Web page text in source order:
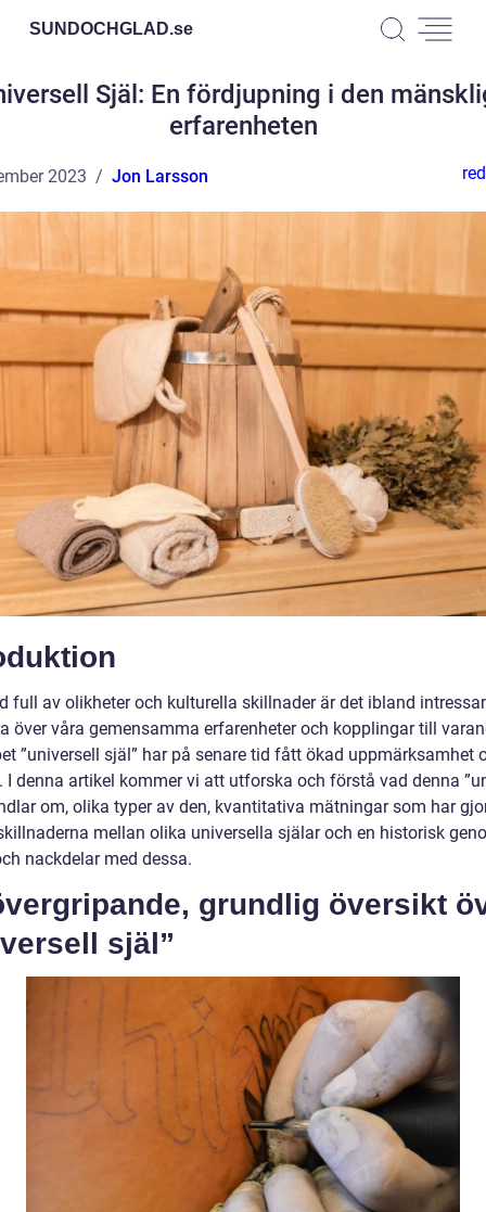
SUNDOCHGLAD.se
Själ: En fördjupning i den
erfarenheten
2023 Jon Larsson
full av olikheter och kulturella skillnader är det ibland
över våra gemensamma erfarenheter och kopplingar till
”universell själ” har på senare tid fått ökad uppmärksamhet
I denna artikel kommer vi att utforska och förstå vad denna
om, olika typer av den, kvantitativa mätningar som har
mellan olika universella själar och en historisk
nackdelar med dessa.
grundlig översikt
själ”